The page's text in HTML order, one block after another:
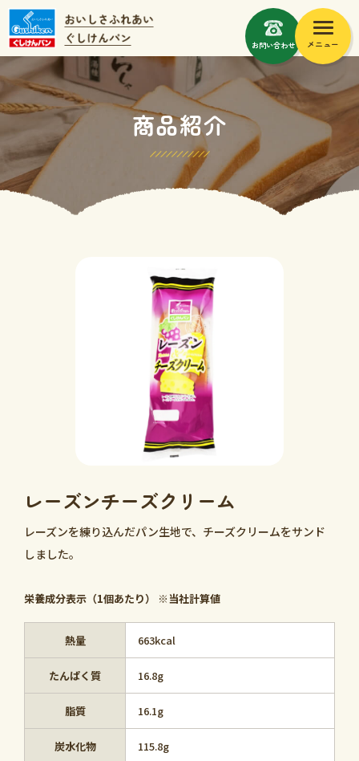
お問い合わせ メニュー
商品紹介
レーズンチーズクリーム
レーズンを練り込んだパン生地で、チーズクリームをサンド
しました。
栄養成分表示（1個あたり） ※当社計算値
熱量 663kcal
たんぱく質 16.8g
脂質 16.1g
炭水化物 115.8g